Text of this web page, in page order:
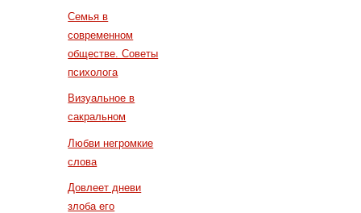
Семья в
современном
обществе. Советы
психолога
Визуальное в
сакральном
Любви негромкие
слова
Довлеет дневи
злоба его